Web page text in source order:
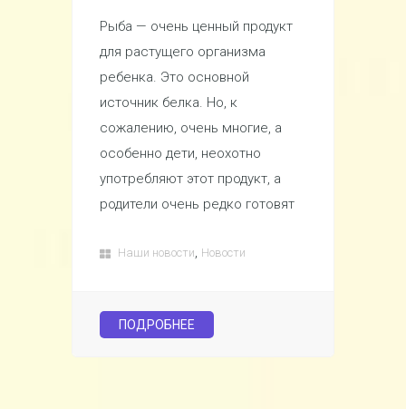
Рыба — очень ценный продукт
для растущего организма
ребенка. Это основной
источник белка. Но, к
сожалению, очень многие, а
особенно дети, неохотно
употребляют этот продукт, а
родители очень редко готовят
Наши новости, Новости
ПОДРОБНЕЕ